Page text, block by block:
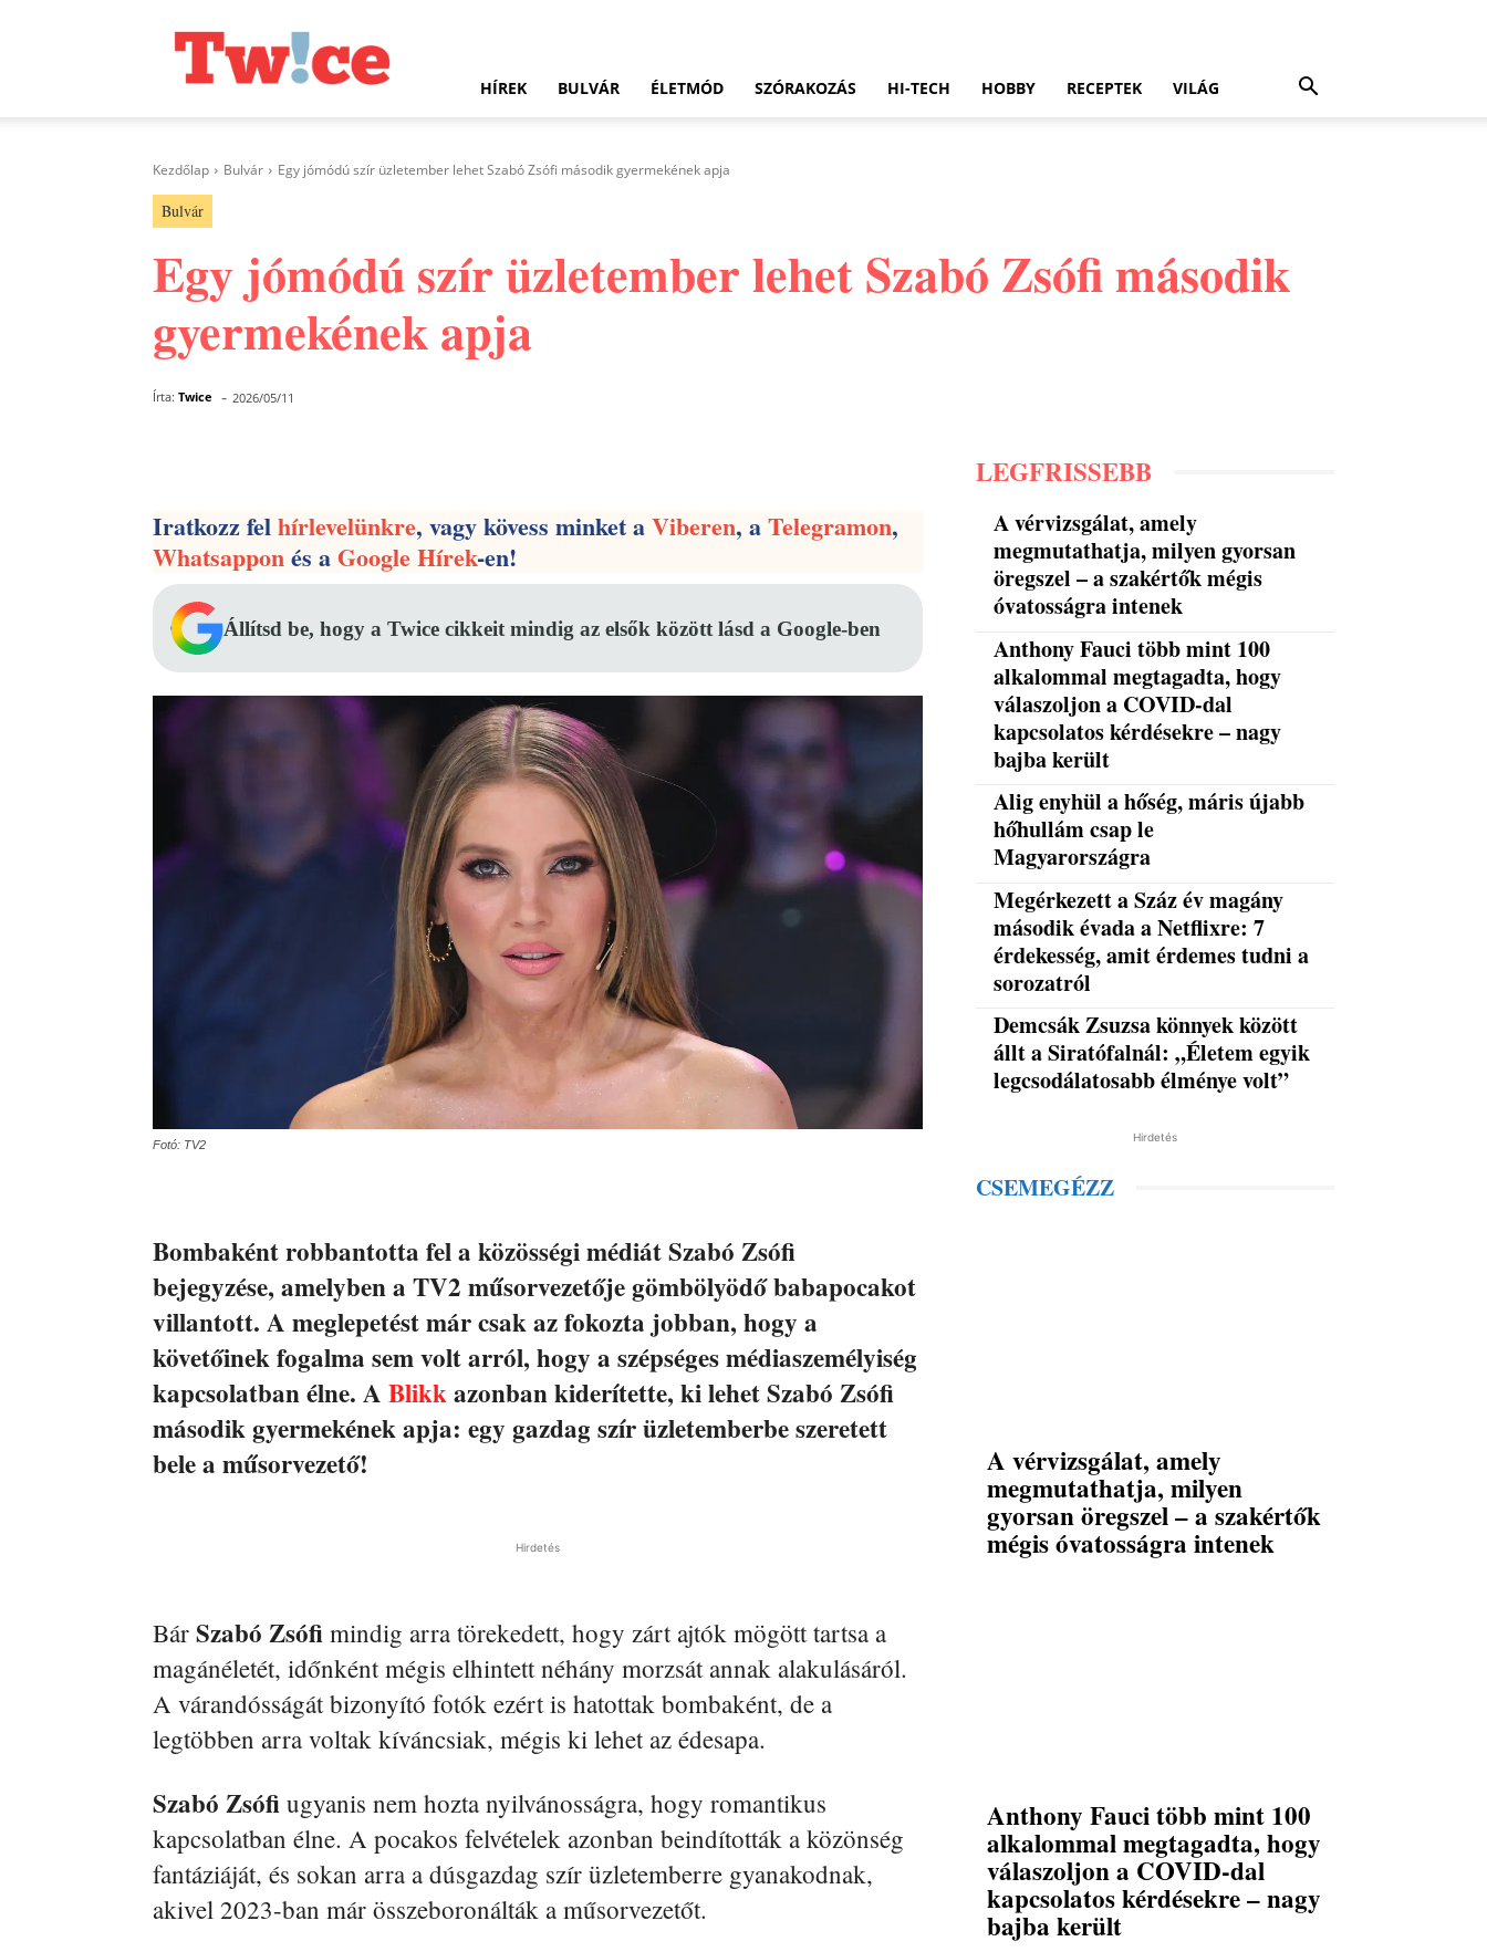
HÍREK BULVÁR ÉLETMÓD SZÓRAKOZÁS HI-TECH HOBBY RECEPTEK VILÁG
Kezdőlap Bulvár Egy jómódú szír üzletember lehet Szabó Zsófi második gyermekének apja
Bulvár
Egy jómódú szír üzletember lehet Szabó Zsófi második
gyermekének apja
Írta: Twice - 2026/05/11
Iratkozz felhírlevelünkre, vagy kövess minket aViberen, aTelegramon,
Whatsapponés aGoogle Hírek-en!
Állítsd be, hogy a Twice cikkeit mindig az elsők között lásd a Google-ben
Fotó: TV2
Bombaként robbantotta fel a közösségi médiát Szabó Zsófi
bejegyzése, amelyben a TV2 műsorvezetője gömbölyödő babapocakot
villantott. A meglepetést már csak az fokozta jobban, hogy a
követőinek fogalma sem volt arról, hogy a szépséges médiaszemélyiség
kapcsolatban élne. A Blikkazonban kiderítette, ki lehet Szabó Zsófi
második gyermekének apja: egy gazdag szír üzletemberbe szeretett
bele a műsorvezető!
Hirdetés
Bár Szabó Zsófi mindig arra törekedett, hogy zárt ajtók mögött tartsa a
magánéletét, időnként mégis elhintett néhány morzsát annak alakulásáról.
A várandósságát bizonyító fotók ezért is hatottak bombaként, de a
legtöbben arra voltak kíváncsiak, mégis ki lehet az édesapa.
Szabó Zsófi ugyanis nem hozta nyilvánosságra, hogy romantikus
kapcsolatban élne. A pocakos felvételek azonban beindították a közönség
fantáziáját, és sokan arra a dúsgazdag szír üzletemberre gyanakodnak,
akivel 2023-ban már összeboronálták a műsorvezetőt.
LEGFRISSEBB
A vérvizsgálat, amely
megmutathatja, milyen gyorsan
öregszel – a szakértők mégis
óvatosságra intenek
Anthony Fauci több mint 100
alkalommal megtagadta, hogy
válaszoljon a COVID-dal
kapcsolatos kérdésekre – nagy
bajba került
Alig enyhül a hőség, máris újabb
hőhullám csap le
Magyarországra
Megérkezett a Száz év magány
második évada a Netflixre: 7
érdekesség, amit érdemes tudni a
sorozatról
Demcsák Zsuzsa könnyek között
állt a Siratófalnál: „Életem egyik
legcsodálatosabb élménye volt”
Hirdetés
CSEMEGÉZZ
A vérvizsgálat, amely
megmutathatja, milyen
gyorsan öregszel – a szakértők
mégis óvatosságra intenek
Anthony Fauci több mint 100
alkalommal megtagadta, hogy
válaszoljon a COVID-dal
kapcsolatos kérdésekre – nagy
bajba került